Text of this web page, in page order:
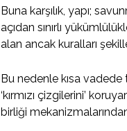
Buna karşılık, yapı;
açıdan sınırlı
alan ancak kuralları
Bu nedenle kısa
‘kırmızı çizgilerini’
birliği